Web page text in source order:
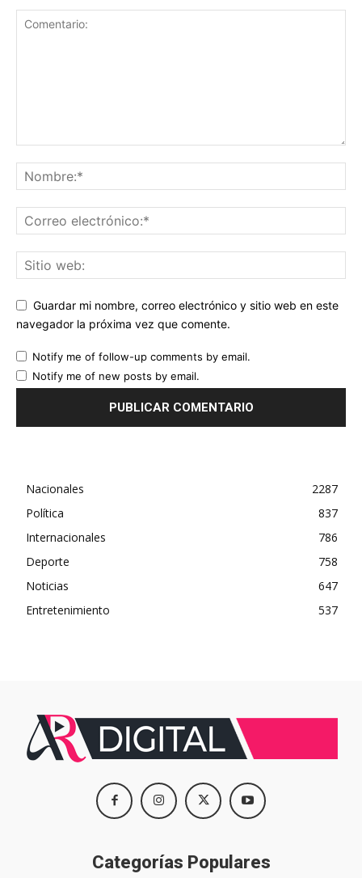
Guardar mi nombre, correo electrónico y sitio web en este
navegador la próxima vez que comente.
Notify me of follow-up comments by email.
Notify me of new posts by email.
Nacionales
2287
Política
837
Internacionales
786
Deporte
758
Noticias
647
Entretenimiento
537
Categorías Populares